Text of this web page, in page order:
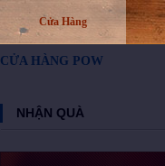
Cửa Hàng
CỬA HÀNG POW
NHẬN QUÀ